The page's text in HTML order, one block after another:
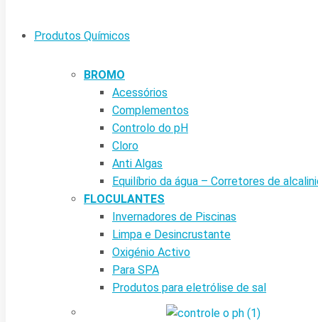
Produtos Químicos
BROMO
Acessórios
Complementos
Controlo do pH
Cloro
Anti Algas
Equilíbrio da água – Corretores de
FLOCULANTES
Invernadores de Piscinas
Limpa e Desincrustante
Oxigénio Activo
Para SPA
Produtos para eletrólise de sal